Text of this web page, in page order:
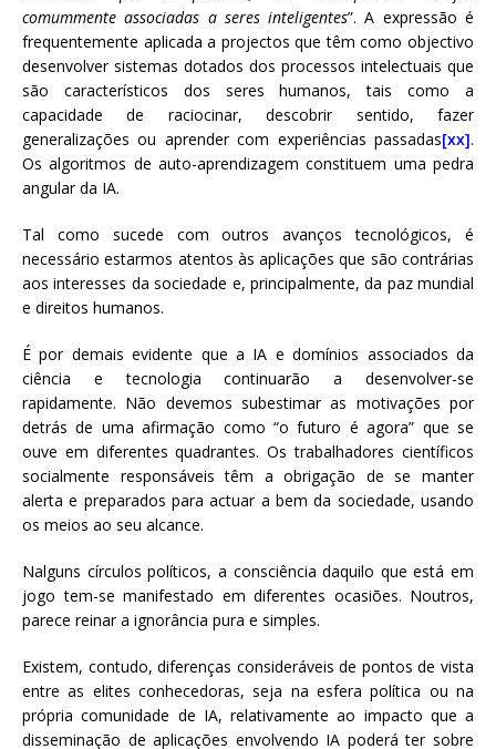
comummente associadas a seres inteligentes”. A expressão é
frequentemente aplicada a projectos que têm como objectivo
desenvolver sistemas dotados dos processos intelectuais que
são característicos dos seres humanos, tais como a
capacidade de raciocinar, descobrir sentido, fazer
generalizações ou aprender com experiências passadas[xx].
Os algoritmos de auto-aprendizagem constituem uma pedra
angular da IA.
Tal como sucede com outros avanços tecnológicos, é
necessário estarmos atentos às aplicações que são contrárias
aos interesses da sociedade e, principalmente, da paz mundial
e direitos humanos.
É por demais evidente que a IA e domínios associados da
ciência e tecnologia continuarão a desenvolver-se
rapidamente. Não devemos subestimar as motivações por
detrás de uma afirmação como “o futuro é agora” que se
ouve em diferentes quadrantes. Os trabalhadores científicos
socialmente responsáveis têm a obrigação de se manter
alerta e preparados para actuar a bem da sociedade, usando
os meios ao seu alcance.
Nalguns círculos políticos, a consciência daquilo que está em
jogo tem-se manifestado em diferentes ocasiões. Noutros,
parece reinar a ignorância pura e simples.
Existem, contudo, diferenças consideráveis de pontos de vista
entre as elites conhecedoras, seja na esfera política ou na
própria comunidade de IA, relativamente ao impacto que a
disseminação de aplicações envolvendo IA poderá ter sobre